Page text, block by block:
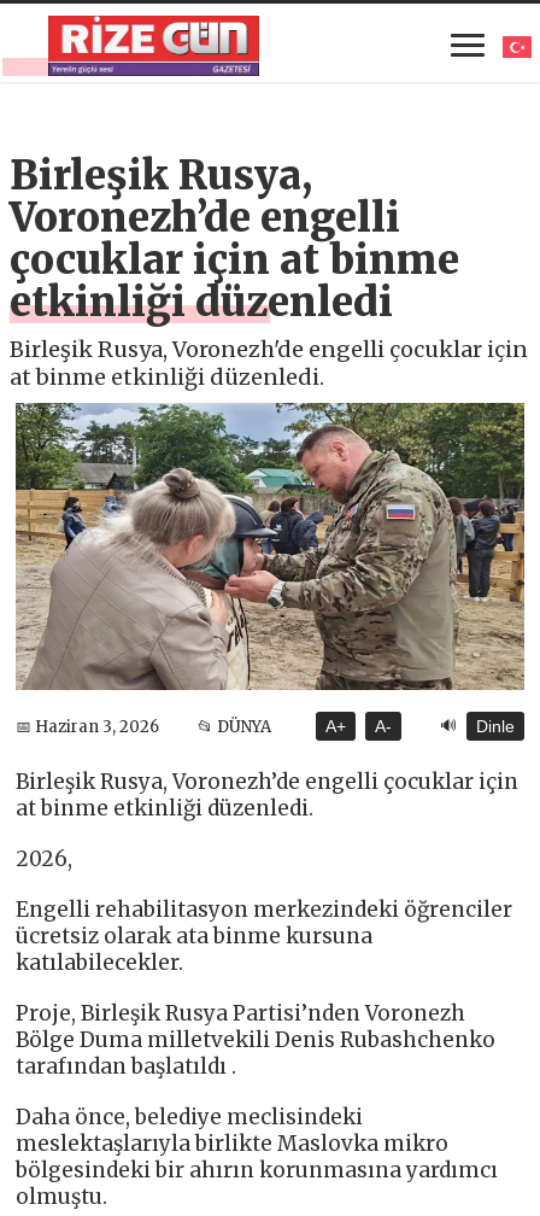
Birleşik Rusya,
Voronezh’de engelli
çocuklar için at binme
etkinliği düzenledi
Birleşik Rusya, Voronezh'de engelli çocuklar için
at binme etkinliği düzenledi.
📅 Haziran 3, 2026 📂 DÜNYA A+ A- 🔊 Dinle
Birleşik Rusya, Voronezh’de engelli çocuklar için
at binme etkinliği düzenledi.
2026,
Engelli rehabilitasyon merkezindeki öğrenciler
ücretsiz olarak ata binme kursuna
katılabilecekler.
Proje, Birleşik Rusya Partisi’nden Voronezh
Bölge Duma milletvekili Denis Rubashchenko
tarafından başlatıldı .
Daha önce, belediye meclisindeki
meslektaşlarıyla birlikte Maslovka mikro
bölgesindeki bir ahırın korunmasına yardımcı
olmuştu.